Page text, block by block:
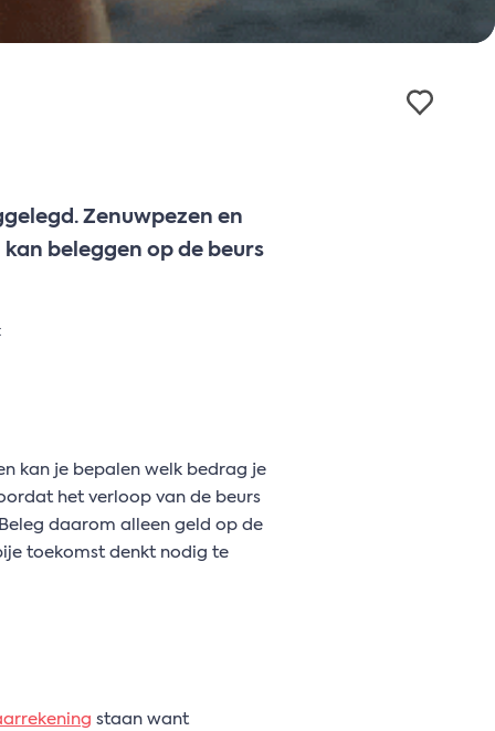
Zenuwpezen en
beleggen op de beurs
kan je bepalen welk bedrag je
het verloop van de beurs
daarom alleen geld op de
toekomst denkt nodig te
staan want